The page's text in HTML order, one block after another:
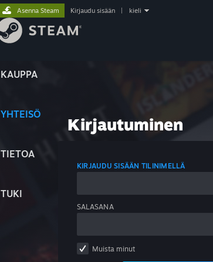
KAUPPA
YHTEISÖ
TIETOA
TUKI
Asenna Steam Kirjaudu sisään kieli
Kirjautuminen
KIRJAUDU SISÄÄN TILINIMELLÄ
SALASANA
Muista minut